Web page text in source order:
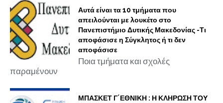
Αυτά είναι τα 10 τμήματα που
απειλούνται με λουκέτο στο
Πανεπιστήμιο Δυτικής Μακεδονίας -Τι
αποφάσισε η Σύγκλητος ή τι δεν
αποφάσισε
Ποια τμήματα και σχολές
παραμένουν
ΜΠΑΣΚΕΤ Γ΄ΕΘΝΙΚΗ : Η ΚΛΗΡΩΣΗ ΤΟΥ